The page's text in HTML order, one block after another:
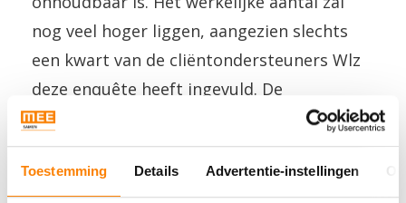
Toestemming Details Advertentie-instellingen
nog veel hoger liggen, aangezien slechts
een kwart van de cliëntondersteuners Wlz
deze enquête heeft ingevuld. De
onderzoekers denken dat het waarschijnlijk
om honderden mensen gaat, een groot
verschil met de 43 mensen op de ‘officiële’